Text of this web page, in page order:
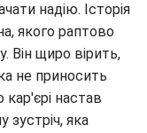
надію. Історія
якого раптово
Він щиро вірить,
не приносить
настав
зустріч, яка